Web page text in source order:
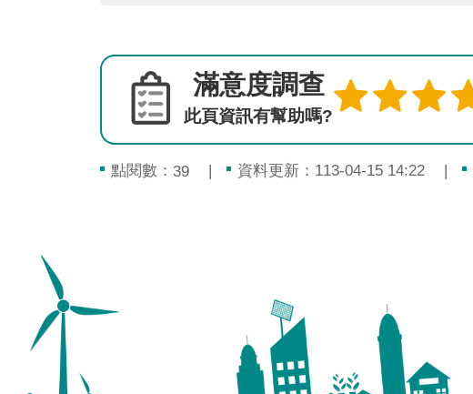
滿意度調查
此頁資訊有幫助嗎?
點閱數： 39 資料更新：113-04-15 14:22